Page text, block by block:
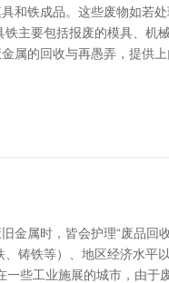
和铁成品。这些废物如若
主要包括报废的模具、机
属的回收与再愚弄，提供
属时，皆会护理“废品回
铸铁等）、地区经济水平
些工业施展的城市，由于